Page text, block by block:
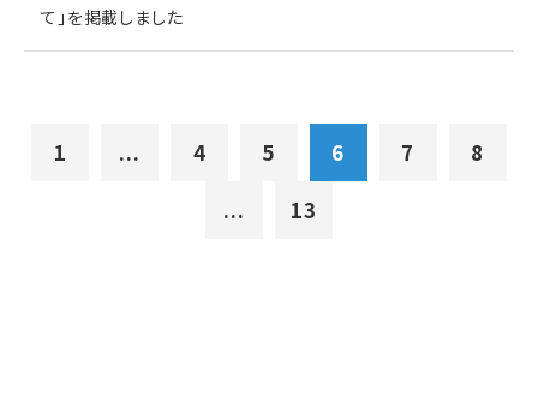
て」を掲載しました
1 ... 4 5 6 7
8
...
13